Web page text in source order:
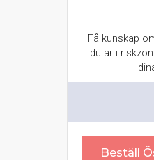
Få kunskap
du är i
Beställ